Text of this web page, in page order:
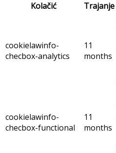
Kolačić
Trajanje
cookielawinfo-
checbox-analytics
11
months
cookielawinfo-
checbox-functional
11
months